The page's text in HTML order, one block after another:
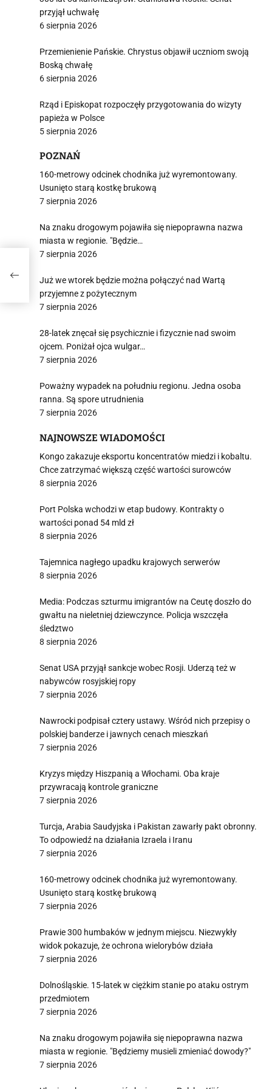
przyjął uchwałę
6 sierpnia 2026
Przemienienie Pańskie. Chrystus objawił uczniom swoją
Boską chwałę
6 sierpnia 2026
Rząd i Episkopat rozpoczęły przygotowania do wizyty
papieża w Polsce
5 sierpnia 2026
POZNAŃ
160-metrowy odcinek chodnika już wyremontowany.
Usunięto starą kostkę brukową
7 sierpnia 2026
Na znaku drogowym pojawiła się niepoprawna nazwa
miasta w regionie. "Będzie…
7 sierpnia 2026
Już we wtorek będzie można połączyć nad Wartą
przyjemne z pożytecznym
7 sierpnia 2026
28-latek znęcał się psychicznie i fizycznie nad swoim
ojcem. Poniżał ojca wulgar…
7 sierpnia 2026
Poważny wypadek na południu regionu. Jedna osoba
ranna. Są spore utrudnienia
7 sierpnia 2026
NAJNOWSZE WIADOMOŚCI
Kongo zakazuje eksportu koncentratów miedzi i kobaltu.
Chce zatrzymać większą część wartości surowców
8 sierpnia 2026
Port Polska wchodzi w etap budowy. Kontrakty o
wartości ponad 54 mld zł
8 sierpnia 2026
Tajemnica nagłego upadku krajowych serwerów
8 sierpnia 2026
Media: Podczas szturmu imigrantów na Ceutę doszło do
gwałtu na nieletniej dziewczynce. Policja wszczęła
śledztwo
8 sierpnia 2026
Senat USA przyjął sankcje wobec Rosji. Uderzą też w
nabywców rosyjskiej ropy
7 sierpnia 2026
Nawrocki podpisał cztery ustawy. Wśród nich przepisy o
polskiej banderze i jawnych cenach mieszkań
7 sierpnia 2026
Kryzys między Hiszpanią a Włochami. Oba kraje
przywracają kontrole graniczne
7 sierpnia 2026
Turcja, Arabia Saudyjska i Pakistan zawarły pakt obronny.
To odpowiedź na działania Izraela i Iranu
7 sierpnia 2026
160-metrowy odcinek chodnika już wyremontowany.
Usunięto starą kostkę brukową
7 sierpnia 2026
Prawie 300 humbaków w jednym miejscu. Niezwykły
widok pokazuje, że ochrona wielorybów działa
7 sierpnia 2026
Dolnośląskie. 15-latek w ciężkim stanie po ataku ostrym
przedmiotem
7 sierpnia 2026
Na znaku drogowym pojawiła się niepoprawna nazwa
miasta w regionie. "Będziemy musieli zmieniać dowody?"
7 sierpnia 2026